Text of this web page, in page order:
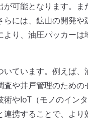
可能となります。ま
には、鉱山の開発や
り、油圧パッカーは
ています。例えば、
や井戸管理のための
やIoT（モノのインタ
携することで、より